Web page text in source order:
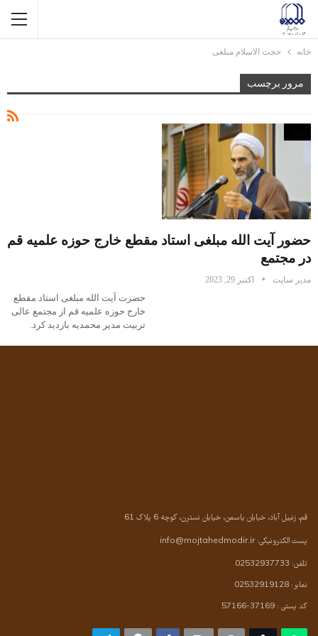
خانه حجت الاسلام مبلغی
مرور برچسب
حضور آیت الله مبلغی استاد مقطع خارج حوزه علمیه قم
در مجتمع
مدیر سایت اکتبر 29, 2023
حضرت آیت الله مبلغی استاد مقطع
خارج حوزه علمیه قم از مجتمع عالی
تربیت مدیر محمدیه بازدید کرد.
قم، زنبیل آباد، خیابان یاسمن، خیابان نسترن، کوچه 6 پلاک 61
پست الکترونیکی:info@mojtahedmodir.ir
تلفن: 02532937733
نمابر: 02532919128
کد پستی : 37169-57166